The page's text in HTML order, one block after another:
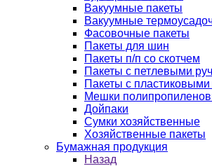
Вакуумные пакеты
Вакуумные
Фасовочные пакеты
Пакеты для шин
Пакеты п/п со скотчем
Пакеты с петлевыми
Пакеты с пластиковыми
Мешки
Дойпаки
Сумки хозяйственные
Хозяйственные пакеты
Бумажная продукция
Назад